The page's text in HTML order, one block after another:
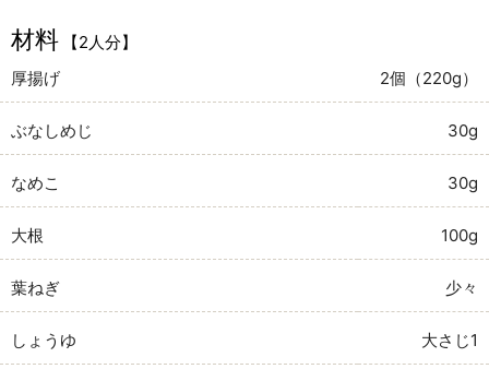
材料
【2人分】
厚揚げ
2個（220g）
ぶなしめじ 30g
なめこ 30g
大根 100g
葉ねぎ 少々
しょうゆ 大さじ1